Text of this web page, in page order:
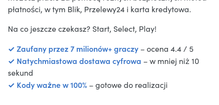
płatności, w tym Blik, Przelewy24 i karta kredytowa.
Na co jeszcze czekasz? Start, Select, Play!
✓ Zaufany przez 7 milionów+ graczy – ocena 4.4 / 5
✓ Natychmiastowa dostawa cyfrowa – w mniej niż 10
sekund
✓ Kody ważne w 100% – gotowe do realizacji